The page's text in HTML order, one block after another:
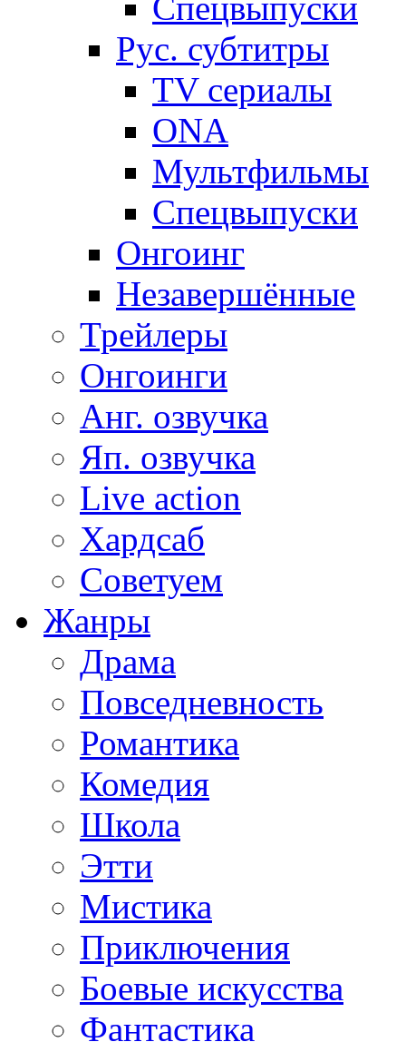
Рус. субтитры
TV сериалы
ONA
Мультфильмы
Спецвыпуски
Онгоинг
Незавершённые
Трейлеры
Онгоинги
Анг. озвучка
Яп. озвучка
Live action
Хардсаб
Советуем
Жанры
Драма
Повседневность
Романтика
Комедия
Школа
Этти
Мистика
Приключения
Боевые искусства
Фантастика